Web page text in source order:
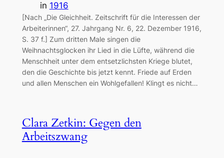
in 1916
[Nach „Die Gleichheit. Zeitschrift für die Interessen der
Arbeiterinnen“, 27. Jahrgang Nr. 6, 22. Dezember 1916,
S. 37 f.] Zum dritten Male singen die
Weihnachtsglocken ihr Lied in die Lüfte, während die
Menschheit unter dem entsetzlichsten Kriege blutet,
den die Geschichte bis jetzt kennt. Friede auf Erden
und allen Menschen ein Wohlgefallen! Klingt es nicht…
Clara Zetkin: Gegen den
Arbeitszwang